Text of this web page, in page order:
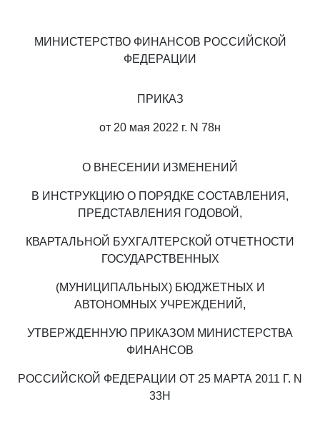
МИНИСТЕРСТВО ФИНАНСОВ РОССИЙСКОЙ
ФЕДЕРАЦИИ
ПРИКАЗ
от 20 мая 2022 г. N 78н
О ВНЕСЕНИИ ИЗМЕНЕНИЙ
В ИНСТРУКЦИЮ О ПОРЯДКЕ СОСТАВЛЕНИЯ,
ПРЕДСТАВЛЕНИЯ ГОДОВОЙ,
КВАРТАЛЬНОЙ БУХГАЛТЕРСКОЙ ОТЧЕТНОСТИ
ГОСУДАРСТВЕННЫХ
(МУНИЦИПАЛЬНЫХ) БЮДЖЕТНЫХ И
АВТОНОМНЫХ УЧРЕЖДЕНИЙ,
УТВЕРЖДЕННУЮ ПРИКАЗОМ МИНИСТЕРСТВА
ФИНАНСОВ
РОССИЙСКОЙ ФЕДЕРАЦИИ ОТ 25 МАРТА 2011 Г. N
33Н